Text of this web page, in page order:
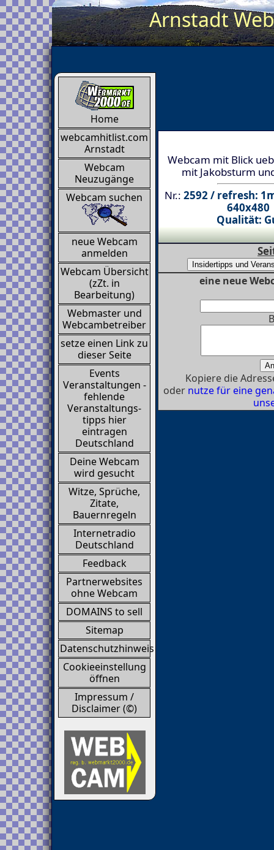
Arnstadt
Home
webcamhitlist.com
Arnstadt
Webcam
Neuzugänge
Webcam suchen
neue Webcam
anmelden
Webcam Übersicht
(zZt. in
Bearbeitung)
Webmaster und
Webcambetreiber
setze einen Link zu
dieser Seite
Events
Veranstaltungen -
fehlende
Veranstaltungs-
tipps hier
eintragen
Deutschland
Deine Webcam
wird gesucht
Witze, Sprüche,
Zitate,
Bauernregeln
Internetradio
Deutschland
Feedback
Partnerwebsites
ohne Webcam
DOMAINS to sell
Sitemap
Datenschutzhinweis
Cookieeinstellung
öffnen
Impressum /
Disclaimer (©)
Webcam mit Blick
mit Jakobsturm
Nr.: 2592 / refresh:
640x480
Qualität:
eine neue
Kopiere die
oder nutze für eine